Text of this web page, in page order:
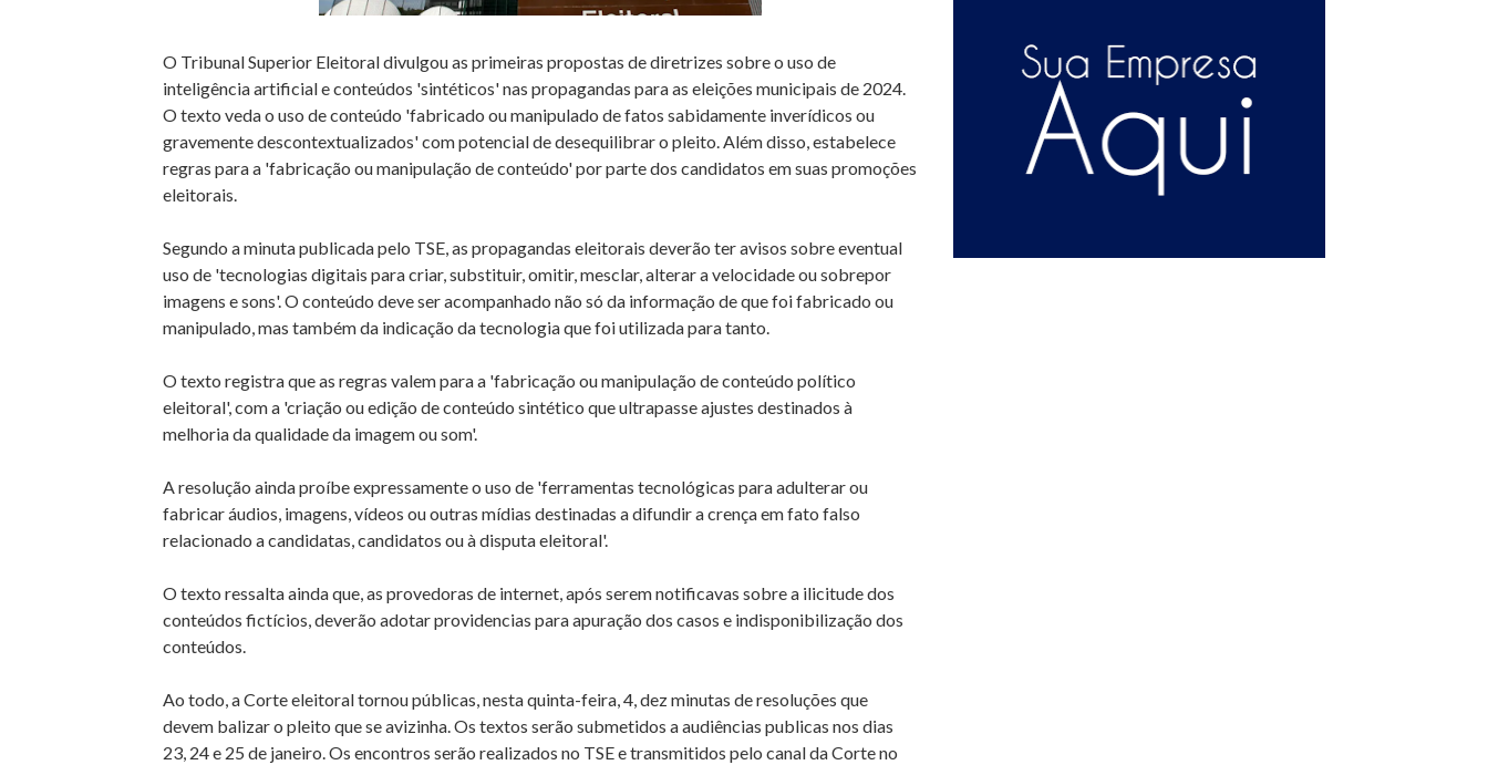
O Tribunal Superior Eleitoral divulgou as primeiras propostas de diretrizes sobre o uso de
inteligência artificial e conteúdos 'sintéticos' nas propagandas para as eleições municipais de 2024.
O texto veda o uso de conteúdo 'fabricado ou manipulado de fatos sabidamente inverídicos ou
gravemente descontextualizados' com potencial de desequilibrar o pleito. Além disso, estabelece
regras para a 'fabricação ou manipulação de conteúdo' por parte dos candidatos em suas promoções
eleitorais.
Segundo a minuta publicada pelo TSE, as propagandas eleitorais deverão ter avisos sobre eventual
uso de 'tecnologias digitais para criar, substituir, omitir, mesclar, alterar a velocidade ou sobrepor
imagens e sons'. O conteúdo deve ser acompanhado não só da informação de que foi fabricado ou
manipulado, mas também da indicação da tecnologia que foi utilizada para tanto.
O texto registra que as regras valem para a 'fabricação ou manipulação de conteúdo político
eleitoral', com a 'criação ou edição de conteúdo sintético que ultrapasse ajustes destinados à
melhoria da qualidade da imagem ou som'.
A resolução ainda proíbe expressamente o uso de 'ferramentas tecnológicas para adulterar ou
fabricar áudios, imagens, vídeos ou outras mídias destinadas a difundir a crença em fato falso
relacionado a candidatas, candidatos ou à disputa eleitoral'.
O texto ressalta ainda que, as provedoras de internet, após serem notificavas sobre a ilicitude dos
conteúdos fictícios, deverão adotar providencias para apuração dos casos e indisponibilização dos
conteúdos.
Ao todo, a Corte eleitoral tornou públicas, nesta quinta-feira, 4, dez minutas de resoluções que
devem balizar o pleito que se avizinha. Os textos serão submetidos a audiências publicas nos dias
23, 24 e 25 de janeiro. Os encontros serão realizados no TSE e transmitidos pelo canal da Corte no